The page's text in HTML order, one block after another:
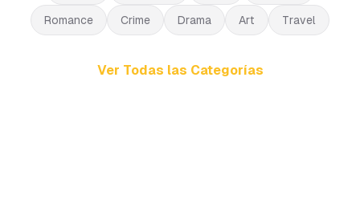
Romance Crime Drama Art Travel
Ver Todas las Categorías